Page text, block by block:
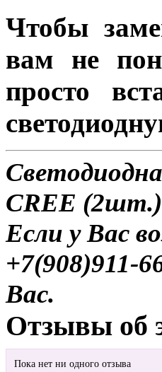
Чтобы
вам не
просто
CREE (2шт.)
Если у Вас
+7(908)911-
Вас.
Отзывы об
Пока нет ни одного отзыва